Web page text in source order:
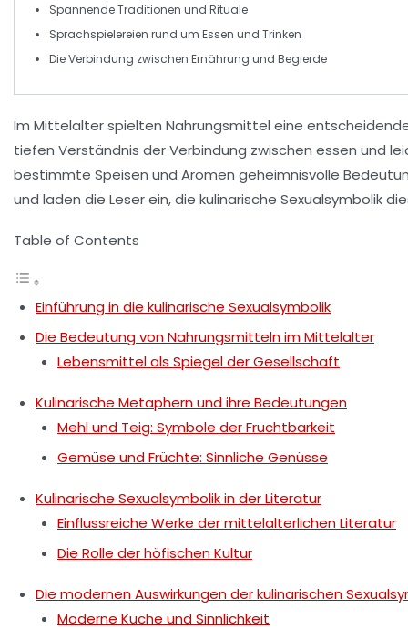
SpannendeTraditionen und Rituale
Sprachspielereien rund um Essen und Trinken
Die Verbindung zwischen Ernährung und Begierde
Im Mittelalter spielten Nahrungsmittel eine
tiefen Verständnis der Verbindung zwischen essen und
bestimmte Speisen und Aromen geheimnisvolle
und laden die Leser ein, die kulinarische Sexualsymbolik
Table of Contents
Einführung in die kulinarische Sexualsymbolik
Die Bedeutung von Nahrungsmitteln im Mittelalter
Lebensmittel als Spiegel der Gesellschaft
Kulinarische Metaphern und ihre Bedeutungen
Mehl und Teig: Symbole der Fruchtbarkeit
Gemüse und Früchte: Sinnliche Genüsse
Kulinarische Sexualsymbolik in der Literatur
Einflussreiche Werke der mittelalterlichen Literatur
Die Rolle der höfischen Kultur
Die modernen Auswirkungen der kulinarischen
Moderne Küche und Sinnlichkeit